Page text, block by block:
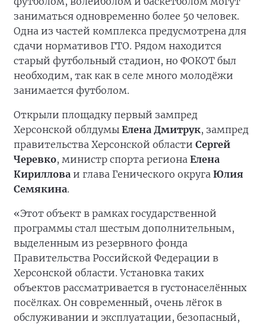
заниматься одновременно более 50 человек.
Одна из частей комплекса предусмотрена для
сдачи нормативов ГТО. Рядом находится
старый футбольный стадион, но ФОКОТ был
необходим, так как в селе много молодёжи
занимается футболом.
Открыли площадку первый зампред
Херсонской облдумы Елена Дмитрук, зампред
правительства Херсонской области Сергей
Черевко, министр спорта региона Елена
Кириллова и глава Генического округа Юлия
Семякина.
«Этот объект в рамках государственной
программы стал шестым дополнительным,
выделенным из резервного фонда
Правительства Российской Федерации в
Херсонской области. Установка таких
объектов рассматривается в густонаселённых
посёлках. Он современный, очень лёгок в
обслуживании и эксплуатации, безопасный,